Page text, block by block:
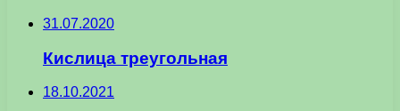
31.07.2020
Кислица треугольная
18.10.2021